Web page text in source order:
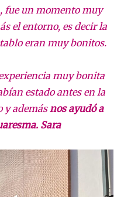
fue un momento muy
el entorno, es decir la
eran muy bonitos.
muy bonita
estado antes en la
y además nos ayudó a
Sara